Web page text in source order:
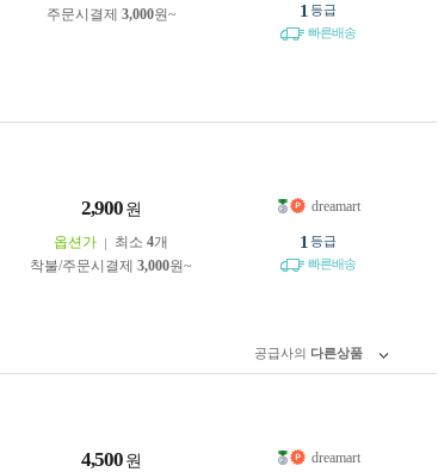
주문시결제 3,000원~ 1 등급
빠른배송
2,900 원
옵션가 최소 4개
착불/주문시결제 3,000원~
dreamart
1 등급
빠른배송
공급사의 다른상품
4,500 원 dreamart